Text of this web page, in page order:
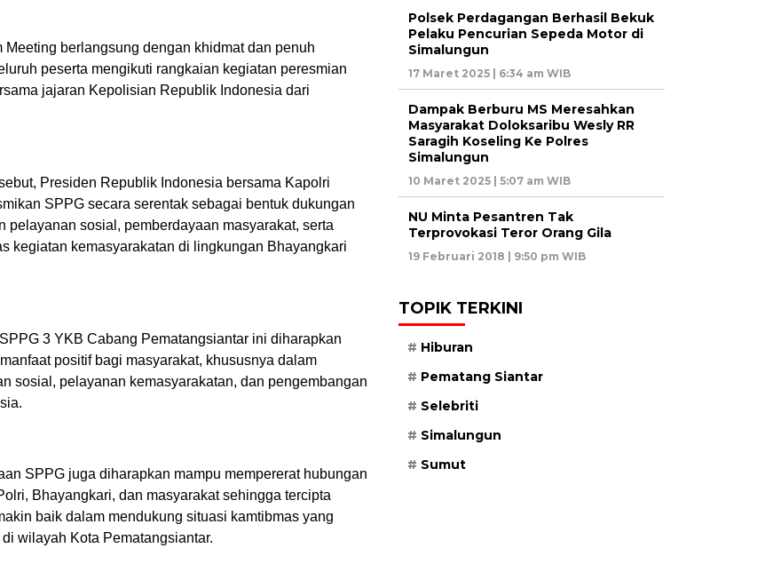
Meeting berlangsung dengan khidmat dan penuh
peserta mengikuti rangkaian kegiatan peresmian
jajaran Kepolisian Republik Indonesia dari
Presiden Republik Indonesia bersama Kapolri
SPPG secara serentak sebagai bentuk dukungan
pelayanan sosial, pemberdayaan masyarakat, serta
kegiatan kemasyarakatan di lingkungan Bhayangkari
3 YKB Cabang Pematangsiantar ini diharapkan
positif bagi masyarakat, khususnya dalam
sosial, pelayanan kemasyarakatan, dan pengembangan
SPPG juga diharapkan mampu mempererat hubungan
Bhayangkari, dan masyarakat sehingga tercipta
baik dalam mendukung situasi kamtibmas yang
wilayah Kota Pematangsiantar.
Polsek Perdagangan Berhasil Bekuk
Pelaku Pencurian Sepeda Motor di
Simalungun
17 Maret 2025 | 6:34 am WIB
Dampak Berburu MS Meresahkan
Masyarakat Doloksaribu Wesly RR
Saragih Koseling Ke Polres
Simalungun
10 Maret 2025 | 5:07 am WIB
NU Minta Pesantren Tak
Terprovokasi Teror Orang Gila
19 Februari 2018 | 9:50 pm WIB
TOPIK TERKINI
Hiburan
Pematang Siantar
Selebriti
Simalungun
Sumut